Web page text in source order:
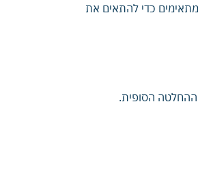
כדי להתאים את
ההחלטה הסופית.